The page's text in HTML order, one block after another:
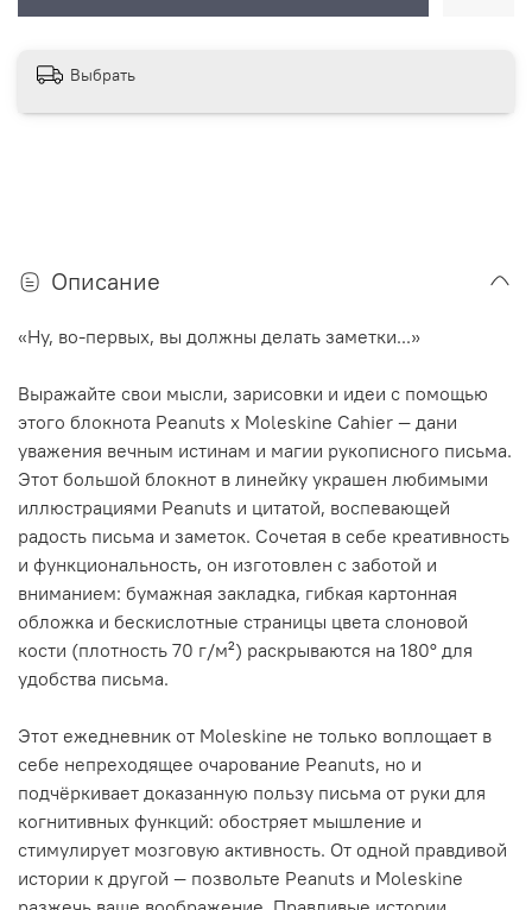
Выбрать
Описание
«Ну, во-первых, вы должны делать заметки...»
Выражайте свои мысли, зарисовки и идеи с помощью
этого блокнота Peanuts x Moleskine Cahier — дани
уважения вечным истинам и магии рукописного письма.
Этот большой блокнот в линейку украшен любимыми
иллюстрациями Peanuts и цитатой, воспевающей
радость письма и заметок. Сочетая в себе креативность
и функциональность, он изготовлен с заботой и
вниманием: бумажная закладка, гибкая картонная
обложка и бескислотные страницы цвета слоновой
кости (плотность 70 г/м²) раскрываются на 180° для
удобства письма.
Этот ежедневник от Moleskine не только воплощает в
себе непреходящее очарование Peanuts, но и
подчёркивает доказанную пользу письма от руки для
когнитивных функций: обостряет мышление и
стимулирует мозговую активность. От одной правдивой
истории к другой — позвольте Peanuts и Moleskine